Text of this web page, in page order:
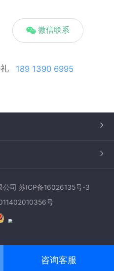
微信联系
189 1390 6995
司 苏ICP备16026135号-3
号
咨询客服